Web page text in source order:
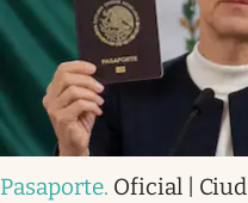
Pasaporte. Oficial |